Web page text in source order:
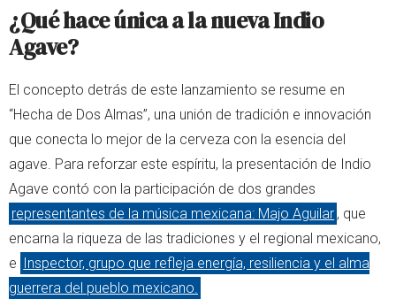
¿Qué hace única a la nueva Indio
Agave?
El concepto detrás de este lanzamiento se resume en
“Hecha de Dos Almas”, una unión de tradición e innovación
que conecta lo mejor de la cerveza con la esencia del
agave. Para reforzar este espíritu, la presentación de Indio
Agave contó con la participación de dos grandes
representantes de la música mexicana: Majo Aguilar , que
encarna la riqueza de las tradiciones y el regional mexicano,
e Inspector, grupo que refleja energía, resiliencia y el alma
guerrera del pueblo mexicano.